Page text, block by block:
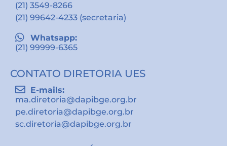
(21) 3549-8266
(21) 99642-4233 (secretaria)
Whatsapp:
(21) 99999-6365
CONTATO DIRETORIA UES
E-mails:
ma.diretoria@dapibge.org.br
pe.diretoria@dapibge.org.br
sc.diretoria@dapibge.org.br